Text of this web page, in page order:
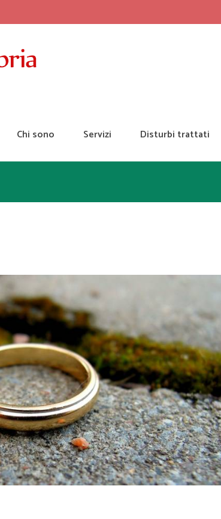
Chi sono Servizi Disturbi trattati